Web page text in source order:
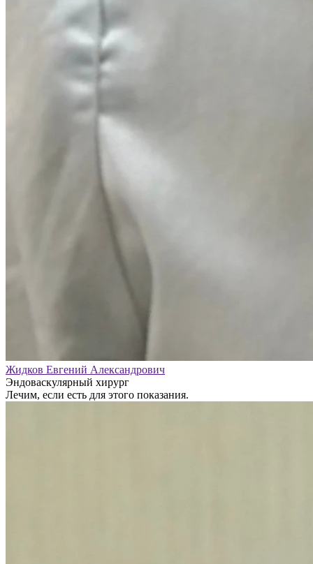
Жидков Евгений Александрович
Эндоваскулярный хирург
Лечим, если есть для этого показания.